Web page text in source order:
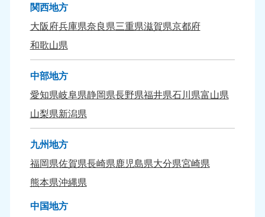
長崎県
050-1880-9891
9:00〜19:00 年中無休
050-1880-9889
9:00〜19:00 年中無休
大分県
050-1880-9893
宮崎県
熊本県
050-1880-9892
9:00〜19:00 年中無休
050-1880-9887
関西地方
大阪府兵庫県奈良県三重県滋賀県京都府
和歌山県
中部地方
愛知県岐阜県静岡県長野県福井県石川県富山県
山梨県新潟県
九州地方
福岡県佐賀県長崎県鹿児島県大分県宮崎県
熊本県沖縄県
中国地方